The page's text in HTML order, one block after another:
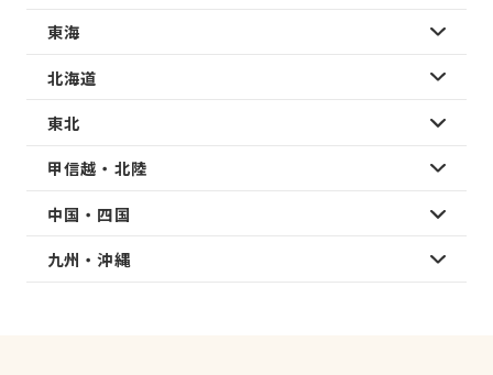
東海
北海道
東北
甲信越・北陸
中国・四国
九州・沖縄